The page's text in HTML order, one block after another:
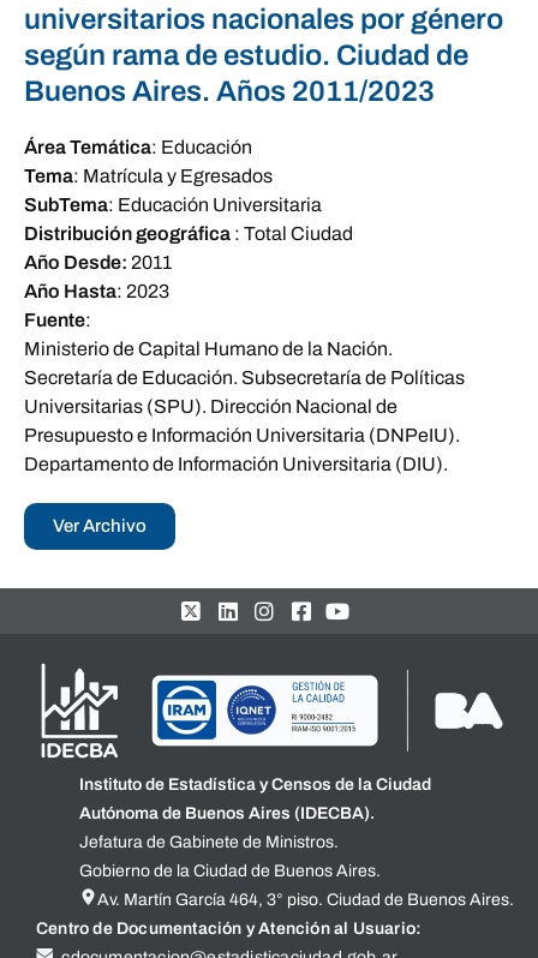
universitarios nacionales por género
según rama de estudio. Ciudad de
Buenos Aires. Años 2011/2023
Área Temática: Educación
Tema: Matrícula y Egresados
SubTema: Educación Universitaria
Distribución geográfica : Total Ciudad
Año Desde: 2011
Año Hasta: 2023
Fuente:
Ministerio de Capital Humano de la Nación.
Secretaría de Educación. Subsecretaría de Políticas
Universitarias (SPU). Dirección Nacional de
Presupuesto e Información Universitaria (DNPeIU).
Departamento de Información Universitaria (DIU).
Ver Archivo
Instituto de Estadística y Censos de la Ciudad
Autónoma de Buenos Aires (IDECBA).
Jefatura de Gabinete de Ministros.
Gobierno de la Ciudad de Buenos Aires.
Av. Martín García 464, 3° piso. Ciudad de Buenos Aires.
Centro de Documentación y Atención al Usuario: